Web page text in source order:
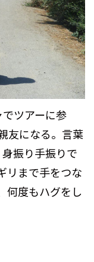
ツアーに参
友になる。言葉
振り手振りで
リまで手をつな
何度もハグをし